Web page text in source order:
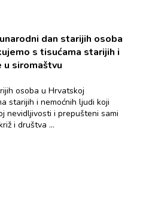
dan starijih osoba
s tisućama starijih i
u siromaštvu
osoba u Hrvatskoj
starijih i nemoćnih ljudi koji
nevidljivosti i prepušteni sami
i društva ...